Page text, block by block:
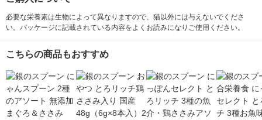
必要な栄養素は生物によって異なりますので、猫以外には与えないでくださ
い。パッケージに記載されている内容をよくお読みになりご使用ください。
こちらの商品もおすすめ